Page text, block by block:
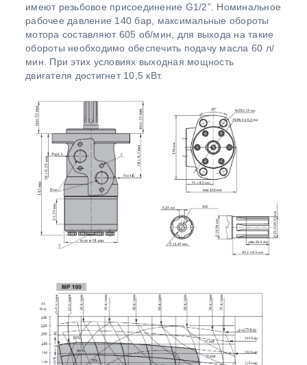
имеют резьбовое присоединение G1/2”. Номинальное
рабочее давление 140 бар, максимальные обороты
мотора составляют 605 об/мин, для выхода на такие
обороты необходимо обеспечить подачу масла 60 л/
мин. При этих условиях выходная мощность
двигателя достигнет 10,5 кВт.